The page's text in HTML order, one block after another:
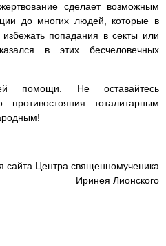
сделает возможным
до многих людей, которые в
попадания в секты или
в этих бесчеловечных
помощи. Не оставайтесь
тоталитарным
сайта Центра священномученика
Иринея Лионского